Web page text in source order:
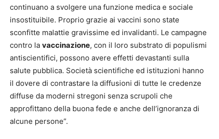
continuano a svolgere una funzione medica e sociale
insostituibile. Proprio grazie ai vaccini sono state
sconfitte malattie gravissime ed invalidanti. Le campagne
contro la vaccinazione, con il loro substrato di populismi
antiscientifici, possono avere effetti devastanti sulla
salute pubblica. Società scientifiche ed istituzioni hanno
il dovere di contrastare la diffusioni di tutte le credenze
diffuse da moderni stregoni senza scrupoli che
approfittano della buona fede e anche dell’ignoranza di
alcune persone”.